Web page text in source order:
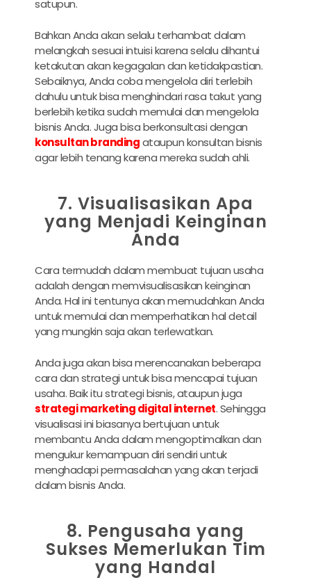
satupun.
Bahkan Anda akan selalu terhambat dalam
melangkah sesuai intuisi karena selalu dihantui
ketakutan akan kegagalan dan ketidakpastian.
Sebaiknya, Anda coba mengelola diri terlebih
dahulu untuk bisa menghindari rasa takut yang
berlebih ketika sudah memulai dan mengelola
bisnis Anda. Juga bisa berkonsultasi dengan
konsultan brandingataupun konsultan bisnis
agar lebih tenang karena mereka sudah ahli.
7. Visualisasikan Apa
yang Menjadi Keinginan
Anda
Cara termudah dalam membuat tujuan usaha
adalah dengan memvisualisasikan keinginan
Anda. Hal ini tentunya akan memudahkan Anda
untuk memulai dan memperhatikan hal detail
yang mungkin saja akan terlewatkan.
Anda juga akan bisa merencanakan beberapa
cara dan strategi untuk bisa mencapai tujuan
usaha. Baik itu strategi bisnis, ataupun juga
strategi marketing digital internet. Sehingga
visualisasi ini biasanya bertujuan untuk
membantu Anda dalam mengoptimalkan dan
mengukur kemampuan diri sendiri untuk
menghadapi permasalahan yang akan terjadi
dalam bisnis Anda.
8. Pengusaha yang
Sukses Memerlukan Tim
yang Handal